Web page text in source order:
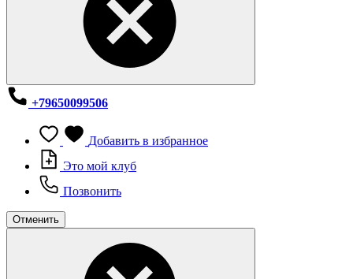
+79650099506
Добавить в избранное
Это мой клуб
Позвонить
Отменить